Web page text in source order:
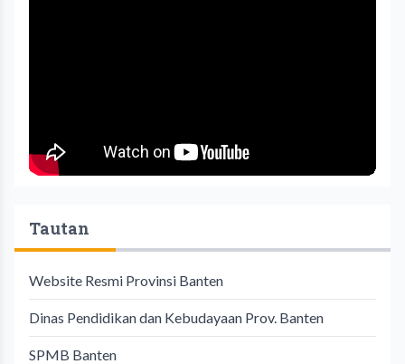
Tautan
Website Resmi Provinsi Banten
Dinas Pendidikan dan Kebudayaan Prov. Banten
SPMB Banten